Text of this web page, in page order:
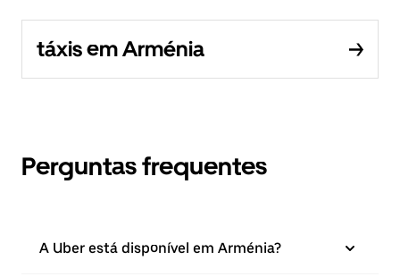
táxis em Arménia
Perguntas frequentes
A Uber está disponível em Arménia?